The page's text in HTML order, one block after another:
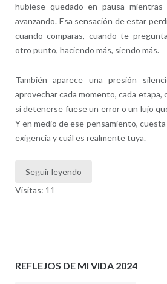
hubiese quedado en pausa
avanzando. Esa sensación de estar
cuando comparas, cuando te
otro punto, haciendo más, siendo más.
También aparece una presión
aprovechar cada momento, cada etapa,
si detenerse fuese un error o un lujo
Y en medio de ese pensamiento,
exigencia y cuál es realmente tuya.
Seguir leyendo
Visitas: 11
REFLEJOS DE MI VIDA 2024